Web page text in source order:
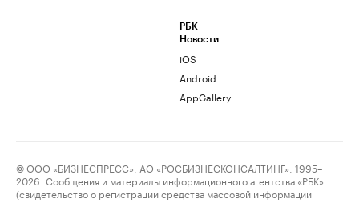
РБК
Новости
iOS
Android
AppGallery
© ООО «БИЗНЕСПРЕСС», АО «РОСБИЗНЕСКОНСАЛТИНГ», 1995–
2026. Сообщения и материалы информационного агентства «РБК»
(свидетельство о регистрации средства массовой информации